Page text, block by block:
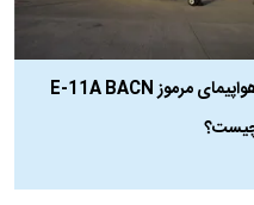
هواپیمای مرموز E-11A BACN